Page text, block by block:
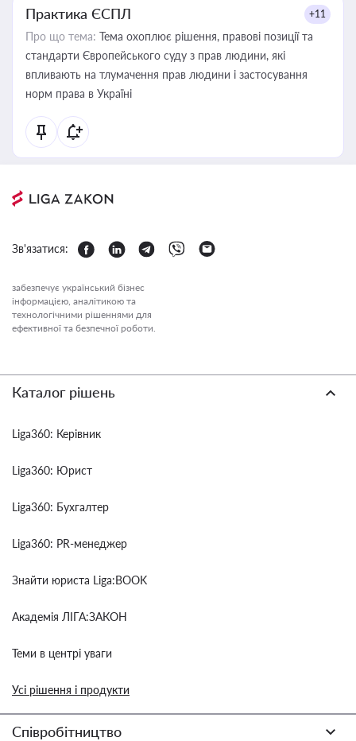
Практика ЄСПЛ +11
Про що тема: Тема охоплює рішення, правові позиції та
стандарти Європейського суду з прав людини, які
впливають на тлумачення прав людини і застосування
норм права в Україні
Зв'язатися:
забезпечує український бізнес
інформацією, аналітикою та
технологічними рішеннями для
ефективної та безпечної роботи.
Каталог рішень
Liga360: Керівник
Liga360: Юрист
Liga360: Бухгалтер
Liga360: PR-менеджер
Знайти юриста Liga:BOOK
Академія ЛІГА:ЗАКОН
Теми в центрі уваги
Усі рішення і продукти
Співробітництво